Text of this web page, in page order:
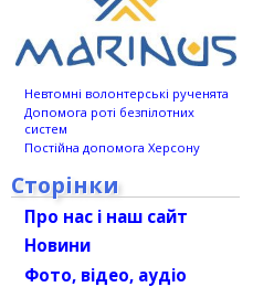
Невтомні волонтерські рученята
Допомога роті безпілотних
систем
Постійна допомога Херсону
Сторінки
Про нас і наш сайт
Новини
Фото, відео, аудіо